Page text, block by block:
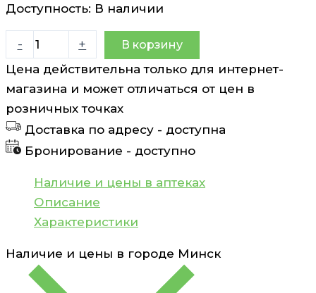
Доступность: В наличии
-
Количество
товара
Эсвицин
Эсвицин
250
мл
+ В корзину
Цена действительна только для интернет-
магазина и может отличаться от цен в
розничных точках
Доставка по адресу - доступна
Бронирование - доступно
Наличие и цены в аптеках
Описание
Характеристики
Наличие и цены в городе Минск